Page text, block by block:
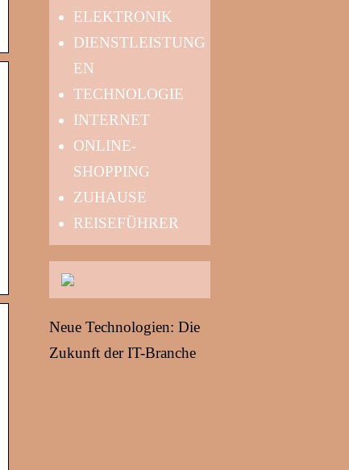
ELEKTRONIK
DIENSTLEISTUNG
EN
TECHNOLOGIE
INTERNET
ONLINE-
SHOPPING
ZUHAUSE
REISEFÜHRER
Neue Technologien: Die
Zukunft der IT-Branche